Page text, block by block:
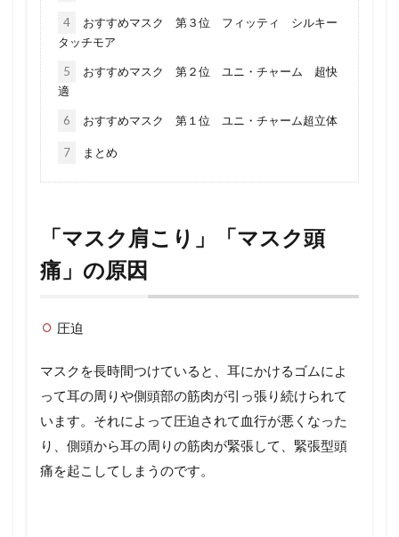
4
おすすめマスク 第３位 フィッティ シルキー
タッチモア
5
おすすめマスク 第２位 ユニ・チャーム 超快
適
6 おすすめマスク 第１位 ユニ・チャーム超立体
7 まとめ
「マスク肩こり」「マスク頭
痛」の原因
圧迫
マスクを長時間つけていると、耳にかけるゴムによ
って耳の周りや側頭部の筋肉が引っ張り続けられて
います。それによって圧迫されて血行が悪くなった
り、側頭から耳の周りの筋肉が緊張して、緊張型頭
痛を起こしてしまうのです。